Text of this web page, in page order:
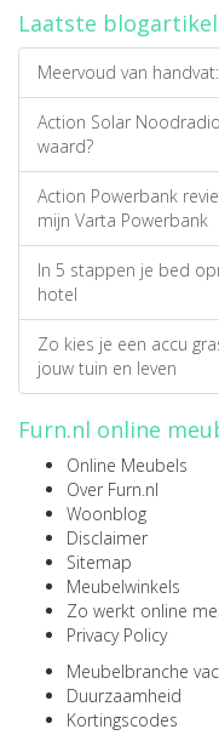
Laatste
Meervoud van
Action Solar
waard?
Action Powerbank
mijn Varta Powerbank
In 5 stappen je bed
hotel
Zo kies je een accu
jouw tuin en leven
Furn.nl online
Online Meubels
Over Furn.nl
Woonblog
Disclaimer
Sitemap
Meubelwinkels
Zo werkt online
Privacy Policy
Meubelbranche
Duurzaamheid
Kortingscodes